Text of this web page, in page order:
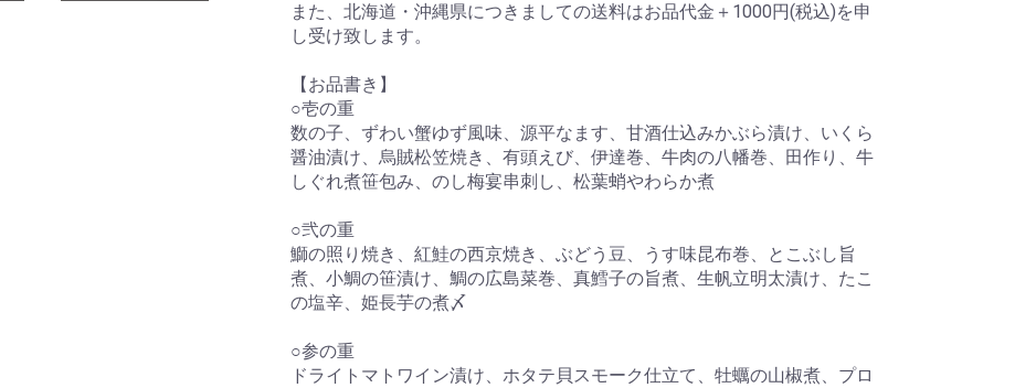
また、北海道・沖縄県につきましての送料はお品代金＋1000円(税込)を申
し受け致します。
【お品書き】
○壱の重
数の子、ずわい蟹ゆず風味、源平なます、甘酒仕込みかぶら漬け、いくら
醤油漬け、烏賊松笠焼き、有頭えび、伊達巻、牛肉の八幡巻、田作り、牛
しぐれ煮笹包み、のし梅宴串刺し、松葉蛸やわらか煮
○弐の重
鰤の照り焼き、紅鮭の西京焼き、ぶどう豆、うす味昆布巻、とこぶし旨
煮、小鯛の笹漬け、鯛の広島菜巻、真鱈子の旨煮、生帆立明太漬け、たこ
の塩辛、姫長芋の煮〆
○参の重
ドライトマトワイン漬け、ホタテ貝スモーク仕立て、牡蠣の山椒煮、プロ